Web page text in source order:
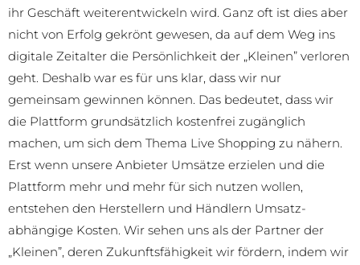
ihr Geschäft weiterentwickeln wird. Ganz oft ist dies aber
nicht von Erfolg gekrönt gewesen, da auf dem Weg ins
digitale Zeitalter die Persönlichkeit der „Kleinen” verloren
geht. Deshalb war es für uns klar, dass wir nur
gemeinsam gewinnen können. Das bedeutet, dass wir
die Plattform grundsätzlich kostenfrei zugänglich
machen, um sich dem Thema Live Shopping zu nähern.
Erst wenn unsere Anbieter Umsätze erzielen und die
Plattform mehr und mehr für sich nutzen wollen,
entstehen den Herstellern und Händlern Umsatz-
abhängige Kosten. Wir sehen uns als der Partner der
„Kleinen”, deren Zukunftsfähigkeit wir fördern, indem wir